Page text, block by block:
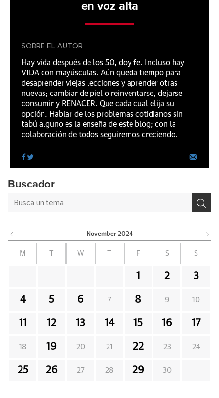
en voz alta
SOBRE EL AUTOR
Hay vida después de los 50, doy fe. Incluso hay
VIDA con mayúsculas. Aún queda tiempo para
desaprender viejas lecciones y aprender otras
nuevas; cambiar de piel o reinventarse, dejarse
consumir y RENACER. Que cada cual elija su
opción. Hablar de los problemas cotidianos sin
tabú alguno es la enseña de este blog; con la
colaboración de todos seguiremos creciendo.
Buscador
November 2024
M W F S S
1 2 3
4 5 6 7 8 9 10
11 12 13 14 15 16 17
18 19 20 21 22 23 24
25 26 27 28 29 30